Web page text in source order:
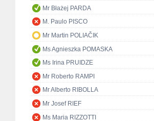
Mr Błażej PARDA
M. Paulo PISCO
Mr Martin POLIAČIK
Ms Agnieszka POMASKA
Ms Irina PRUIDZE
Mr Roberto RAMPI
Mr Alberto RIBOLLA
Mr Josef RIEF
Ms Maria RIZZOTTI